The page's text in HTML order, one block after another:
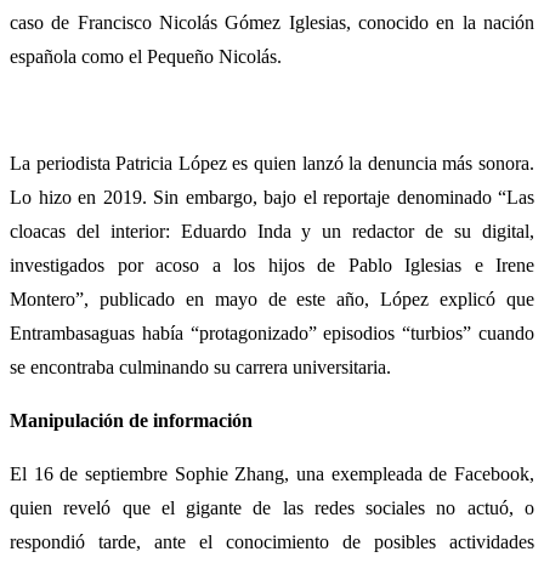
caso de Francisco Nicolás Gómez Iglesias, conocido en la nación
española como el Pequeño Nicolás.
La periodista Patricia López es quien lanzó la denuncia más sonora.
Lo hizo en 2019. Sin embargo, bajo el reportaje denominado “Las
cloacas del interior: Eduardo Inda y un redactor de su digital,
investigados por acoso a los hijos de Pablo Iglesias e Irene
Montero”, publicado en mayo de este año, López explicó que
Entrambasaguas había “protagonizado” episodios “turbios” cuando
se encontraba culminando su carrera universitaria.
Manipulación de información
El 16 de septiembre Sophie Zhang, una exempleada de Facebook,
quien reveló que el gigante de las redes sociales no actuó, o
respondió tarde, ante el conocimiento de posibles actividades